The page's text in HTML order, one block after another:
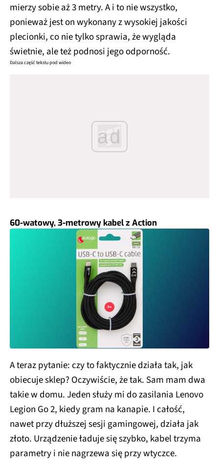
mierzy sobie aż 3 metry. A i to nie wszystko,
ponieważ jest on wykonany z wysokiej jakości
plecionki, co nie tylko sprawia, że wygląda
świetnie, ale też podnosi jego odporność.
Dalsza część tekstu pod wideo
ad
60-watowy, 3-metrowy kabel z Action
A teraz pytanie: czy to faktycznie działa tak, jak
obiecuje sklep? Oczywiście, że tak. Sam mam dwa
takie w domu. Jeden służy mi do zasilania Lenovo
Legion Go 2, kiedy gram na kanapie. I całość,
nawet przy dłuższej sesji gamingowej, działa jak
złoto. Urządzenie ładuje się szybko, kabel trzyma
parametry i nie nagrzewa się przy wtyczce.